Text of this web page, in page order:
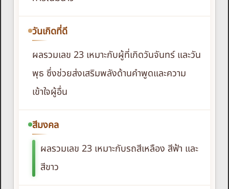
วันเกิดที่ดี
ผลรวมเลข 23 เหมาะกับผู้ที่เกิดวันจันทร์ และวัน
พุธ ซึ่งช่วยส่งเสริมพลังด้านคำพูดและความ
เข้าใจผู้อื่น
สีมงคล
ผลรวมเลข 23 เหมาะกับรถสีเหลือง สีฟ้า และ
สีขาว